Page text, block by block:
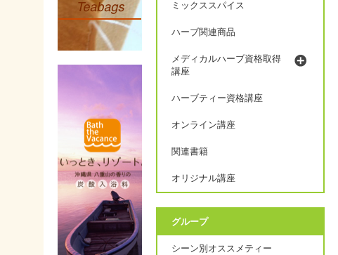
ミックススパイス
ハーブ関連商品
メディカルハーブ資格取得
講座
ハーブティー資格講座
オンライン講座
関連書籍
オリジナル講座
グループ
シーン別オススメティー